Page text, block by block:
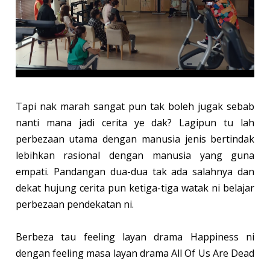
Tapi nak marah sangat pun tak boleh jugak sebab
nanti mana jadi cerita ye dak? Lagipun tu lah
perbezaan utama dengan manusia jenis bertindak
lebihkan rasional dengan manusia yang guna
empati. Pandangan dua-dua tak ada salahnya dan
dekat hujung cerita pun ketiga-tiga watak ni belajar
perbezaan pendekatan ni.
Berbeza tau feeling layan drama Happiness ni
dengan feeling masa layan drama All Of Us Are Dead